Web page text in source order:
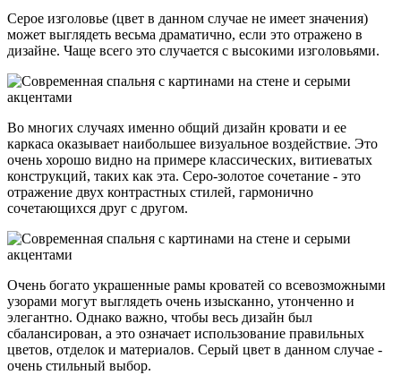
Серое изголовье (цвет в данном случае не имеет значения)
может выглядеть весьма драматично, если это отражено в
дизайне. Чаще всего это случается с высокими изголовьями.
Во многих случаях именно общий дизайн кровати и ее
каркаса оказывает наибольшее визуальное воздействие. Это
очень хорошо видно на примере классических, витиеватых
конструкций, таких как эта. Серо-золотое сочетание - это
отражение двух контрастных стилей, гармонично
сочетающихся друг с другом.
Очень богато украшенные рамы кроватей со всевозможными
узорами могут выглядеть очень изысканно, утонченно и
элегантно. Однако важно, чтобы весь дизайн был
сбалансирован, а это означает использование правильных
цветов, отделок и материалов. Серый цвет в данном случае -
очень стильный выбор.